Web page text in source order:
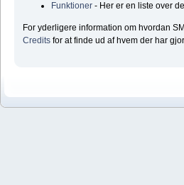
Funktioner - Her er en liste over
For yderligere information om hvordan
Credits for at finde ud af hvem der har